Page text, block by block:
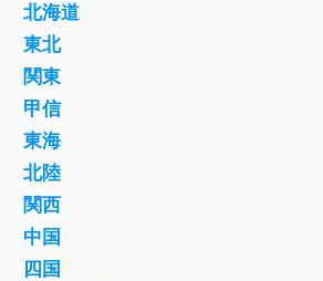
北海道
東北
関東
甲信
東海
北陸
関西
中国
四国